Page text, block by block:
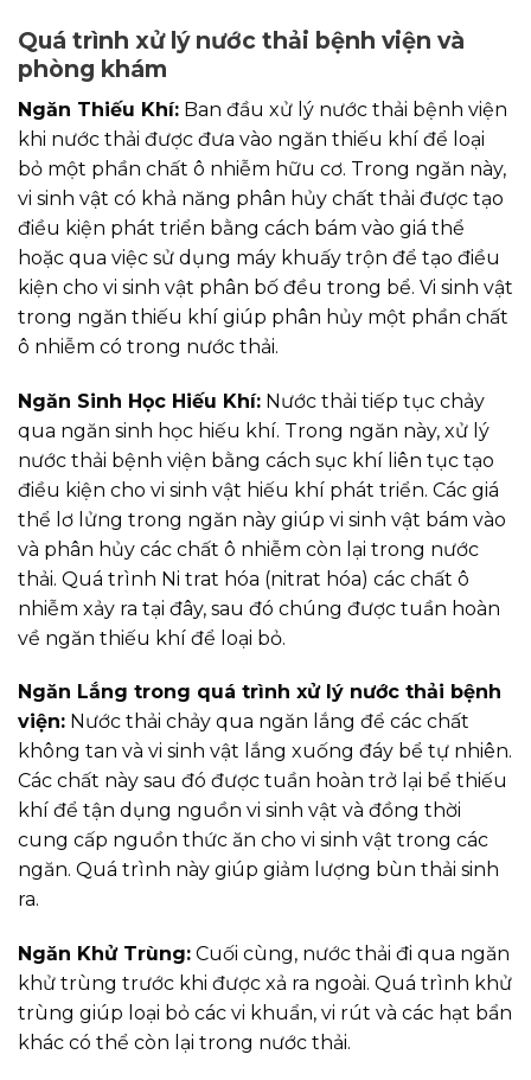
Quá trình xử lý nước thải bệnh viện và
phòng khám
Ngăn Thiếu Khí: Ban đầu xử lý nước thải bệnh viện
khi nước thải được đưa vào ngăn thiếu khí để loại
bỏ một phần chất ô nhiễm hữu cơ. Trong ngăn này,
vi sinh vật có khả năng phân hủy chất thải được tạo
điều kiện phát triển bằng cách bám vào giá thể
hoặc qua việc sử dụng máy khuấy trộn để tạo điều
kiện cho vi sinh vật phân bố đều trong bể. Vi sinh vật
trong ngăn thiếu khí giúp phân hủy một phần chất
ô nhiễm có trong nước thải.
Ngăn Sinh Học Hiếu Khí: Nước thải tiếp tục chảy
qua ngăn sinh học hiếu khí. Trong ngăn này, xử lý
nước thải bệnh viện bằng cách sục khí liên tục tạo
điều kiện cho vi sinh vật hiếu khí phát triển. Các giá
thể lơ lửng trong ngăn này giúp vi sinh vật bám vào
và phân hủy các chất ô nhiễm còn lại trong nước
thải. Quá trình Ni trat hóa (nitrat hóa) các chất ô
nhiễm xảy ra tại đây, sau đó chúng được tuần hoàn
về ngăn thiếu khí để loại bỏ.
Ngăn Lắng trong quá trình xử lý nước thải bệnh
viện: Nước thải chảy qua ngăn lắng để các chất
không tan và vi sinh vật lắng xuống đáy bể tự nhiên.
Các chất này sau đó được tuần hoàn trở lại bể thiếu
khí để tận dụng nguồn vi sinh vật và đồng thời
cung cấp nguồn thức ăn cho vi sinh vật trong các
ngăn. Quá trình này giúp giảm lượng bùn thải sinh
ra.
Ngăn Khử Trùng: Cuối cùng, nước thải đi qua ngăn
khử trùng trước khi được xả ra ngoài. Quá trình khử
trùng giúp loại bỏ các vi khuẩn, vi rút và các hạt bẩn
khác có thể còn lại trong nước thải.